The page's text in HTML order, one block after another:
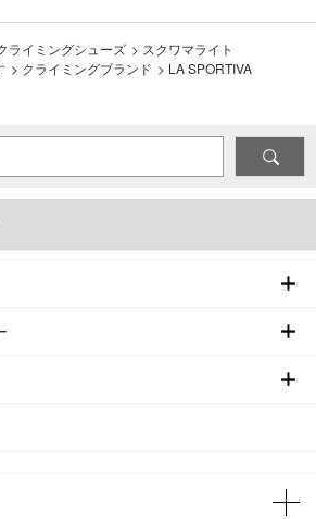
ライミングシューズ > スクワマライト
> クライミングブランド > LA SPORTIVA